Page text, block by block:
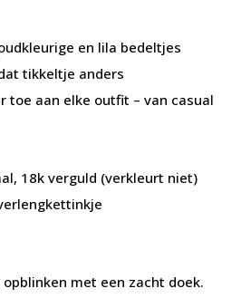
en lila bedeltjes
tikkeltje anders
toe aan elke outfit – van casual
18k verguld (verkleurt niet)
met een zacht doek.